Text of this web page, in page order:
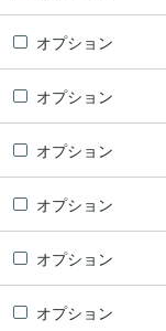
オプション
オプション
オプション
オプション
オプション
オプション